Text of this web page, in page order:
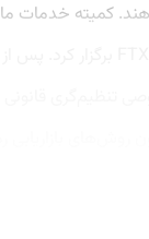
کمیته خدمات